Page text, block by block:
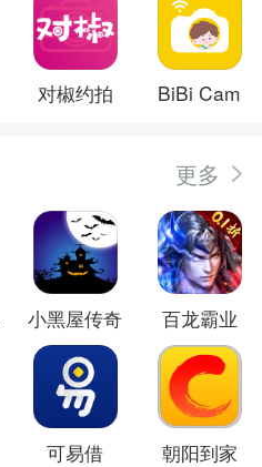
对椒约拍 BiBi Cam
更多
小黑屋传奇 百龙霸业
可易借 朝阳到家